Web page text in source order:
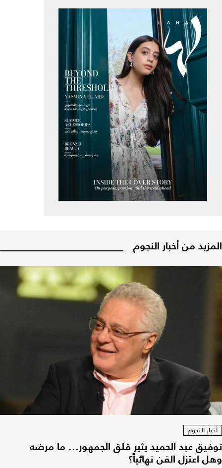
المزيد من أخبار النجوم
أخبار النجوم
توفيق عبد الحميد يثير قلق الجمهور... ما مرضه
وهل اعتزل الفن نهائياً؟